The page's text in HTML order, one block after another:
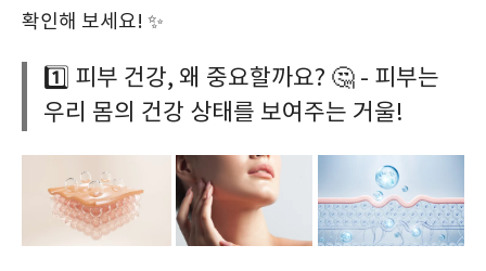
확인해 보세요! ✨
1️⃣ 피부 건강, 왜 중요할까요? 🤔 - 피부는
우리 몸의 건강 상태를 보여주는 거울!